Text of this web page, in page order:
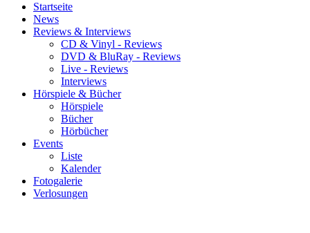
Startseite
News
Reviews & Interviews
CD & Vinyl - Reviews
DVD & BluRay - Reviews
Live - Reviews
Interviews
Hörspiele & Bücher
Hörspiele
Bücher
Hörbücher
Events
Liste
Kalender
Fotogalerie
Verlosungen